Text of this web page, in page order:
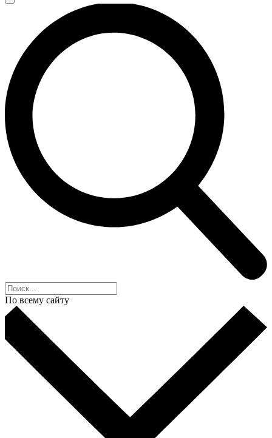
По всему сайту